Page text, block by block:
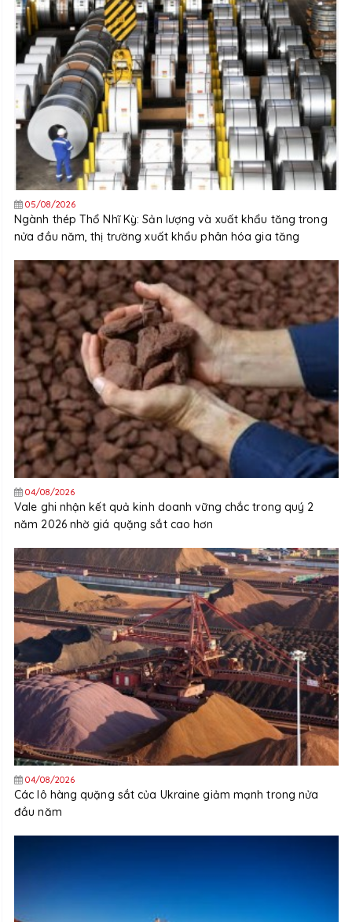
05/08/2026
Ngành thép Thổ Nhĩ Kỳ: Sản lượng và xuất khẩu tăng trong
nửa đầu năm, thị trường xuất khẩu phân hóa gia tăng
04/08/2026
Vale ghi nhận kết quả kinh doanh vững chắc trong quý 2
năm 2026 nhờ giá quặng sắt cao hơn
04/08/2026
Các lô hàng quặng sắt của Ukraine giảm mạnh trong nửa
đầu năm